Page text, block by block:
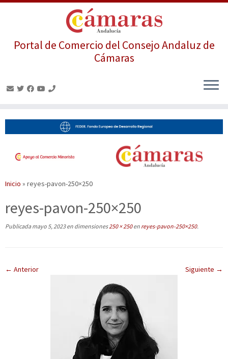
contenido
Portal de Comercio del Consejo Andaluz de
Cámaras
Inicio » reyes-pavon-250×250
reyes-pavon-250×250
Publicada mayo 5, 2023en dimensiones250 × 250en reyes-pavon-250×250.
← Anterior Siguiente →